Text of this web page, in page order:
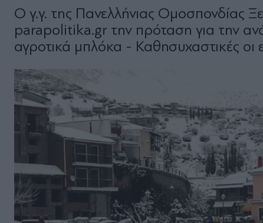
Ο γ.γ. της Πανελλήνιας Ομοσπονδίας
parapolitika.gr την πρόταση για την
αγροτικά μπλόκα - Καθησυχαστικές οι